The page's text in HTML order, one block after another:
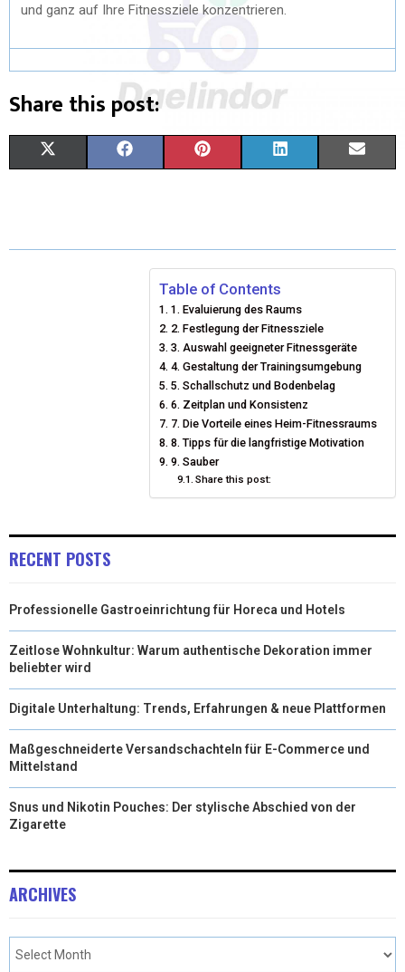
und ganz auf Ihre Fitnessziele konzentrieren.
Share this post:
W E T
E
R
E
S
T
K
D
I
N
I
Table of Contents
1. Evaluierung des Raums
2. Festlegung der Fitnessziele
3. Auswahl geeigneter Fitnessgeräte
4. Gestaltung der Trainingsumgebung
5. Schallschutz und Bodenbelag
6. Zeitplan und Konsistenz
7. Die Vorteile eines Heim-Fitnessraums
8. Tipps für die langfristige Motivation
9. Sauber
Share this post:
RECENT POSTS
Professionelle Gastroeinrichtung für Horeca und Hotels
Zeitlose Wohnkultur: Warum authentische Dekoration immer
beliebter wird
Digitale Unterhaltung: Trends, Erfahrungen & neue Plattformen
Maßgeschneiderte Versandschachteln für E-Commerce und
Mittelstand
Snus und Nikotin Pouches: Der stylische Abschied von der
Zigarette
ARCHIVES